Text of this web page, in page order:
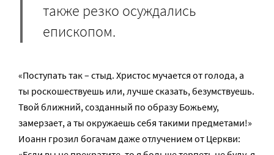
также резко осуждались
епископом.
«Поступать так – стыд. Христос мучается от голода, а
ты роскошествуешь или, лучше сказать, безумствуешь.
Твой ближний, созданный по образу Божьему,
замерзает, а ты окружаешь себя такими предметами!»
Иоанн грозил богачам даже отлучением от Церкви: